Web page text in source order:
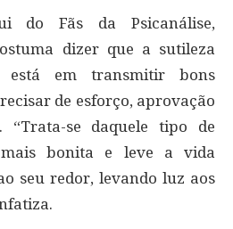
do Fãs da Psicanálise,
dizer que a sutileza
está em transmitir bons
de esforço, aprovação
“Trata-se daquele tipo de
bonita e leve a vida
seu redor, levando luz aos